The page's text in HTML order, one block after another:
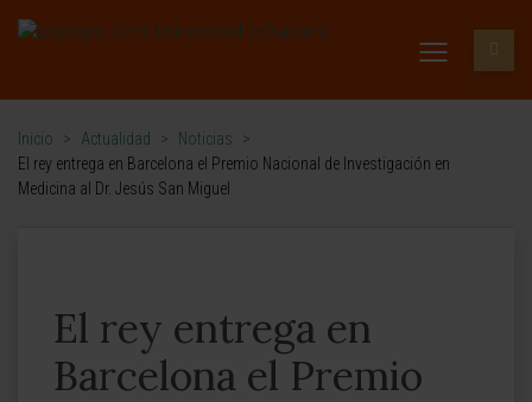
Inicio > Actualidad > Noticias
>
El rey entrega en Barcelona el Premio Nacional de Investigación en
Medicina al Dr. Jesús San Miguel
El rey entrega en
Barcelona el Premio